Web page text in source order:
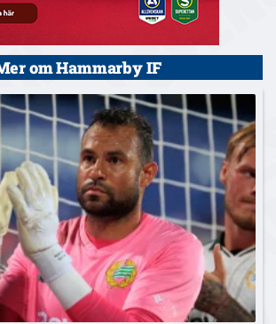
om Hammarby IF